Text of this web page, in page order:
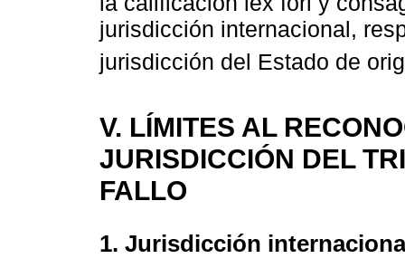
jurisdicción internacional,
jurisdicción del Estado de
V. LÍMITES AL
JURISDICCIÓN DEL
FALLO
1. Jurisdicción